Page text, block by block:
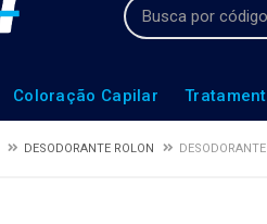
Coloração Capilar
DESODORANTE ROLON